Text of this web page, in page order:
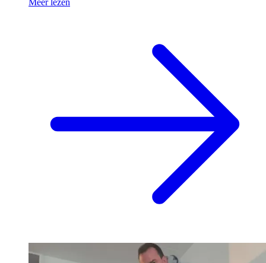
Meer lezen